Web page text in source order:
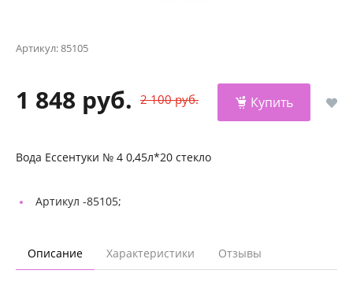
Артикул:85105
1 848 руб. 2 100 руб. Купить
Вода Ессентуки № 4 0,45л*20 стекло
Артикул -85105;
Описание Характеристики Отзывы